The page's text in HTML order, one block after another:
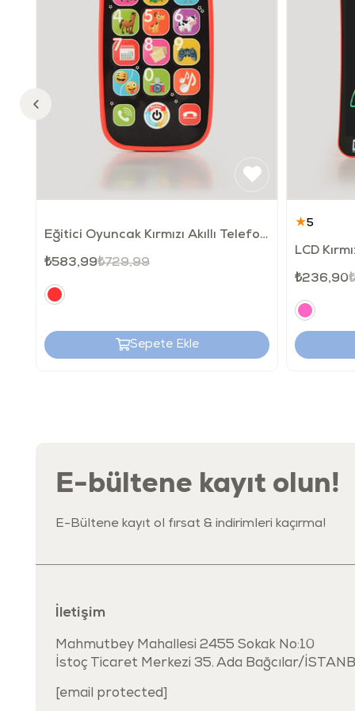
Eğitici Oyuncak Kırmızı Akıllı Telefonum
₺583,99₺729,99
Sepete Ekle
★5
₺236,90
E-bültene kayıt olun!
E-Bültene kayıt ol fırsat & indirimleri kaçırma!
İletişim
Mahmutbey Mahallesi 2455 Sokak No:10
İstoç Ticaret Merkezi 35. Ada Bağcılar/
[email protected]